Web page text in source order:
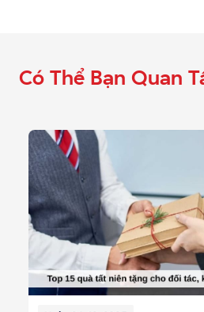
Có Thể Bạn Quan